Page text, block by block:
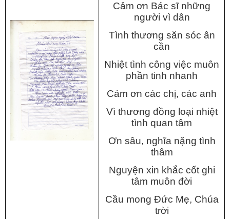
Cảm ơn Bác sĩ những
người vì dân
Tình thương săn sóc ân
cần
Nhiệt tình công việc muôn
phần tinh nhanh
Cảm ơn các chị, các anh
Vì thương đồng loại nhiệt
tình quan tâm
Ơn sâu, nghĩa nặng tình
thâm
Nguyện xin khắc cốt ghi
tâm muôn đời
Cầu mong Đức Mẹ, Chúa
trời